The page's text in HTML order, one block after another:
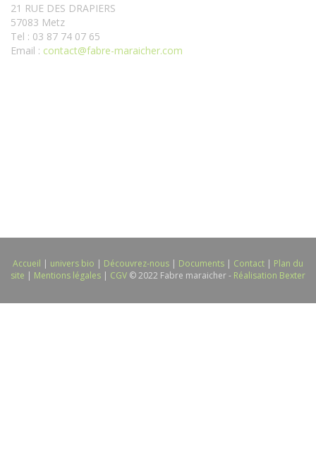
21 RUE DES DRAPIERS
57083 Metz
Tel : 03 87 74 07 65
Email : contact@fabre-maraicher.com
Accueil | univers bio | Découvrez-nous | Documents | Contact | Plan du
site | Mentions légales | CGV © 2022 Fabre maraicher - Réalisation Bexter